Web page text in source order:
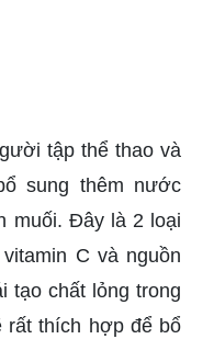
tập thể thao và
sung thêm nước
muối. Đây là 2 loại
C và nguồn
tạo chất lỏng trong
thích hợp để bổ